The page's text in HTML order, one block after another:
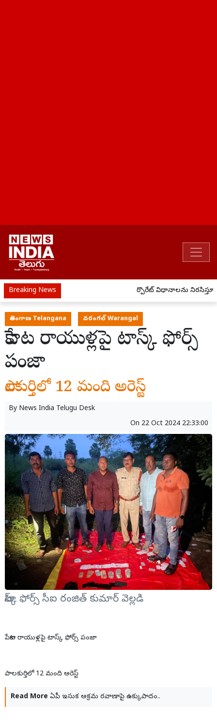
Breaking News కార్పొరేట్ విధానాలను నిరసిస్తూ
తెలంగాణ Telangana వరంగల్ Warangal
పేకాట రాయుళ్లపై టాస్క్ ఫోర్స్
పంజా
పాలకుర్తిలో 12 మంది అరెస్ట్
By News India Telugu Desk
On 22 Oct 2024 22:33:00
టాస్క్ ఫోర్స్ సీఐ రంజిత్ కుమార్ వెల్లడి
పేకాట రాయుళ్లపై టాస్క్ ఫోర్స్ పంజా
పాలకుర్తిలో 12 మంది అరెస్ట్
Read More ఏపీ ఇసుక అక్రమ రవాణాపై ఉక్కుపాదం..